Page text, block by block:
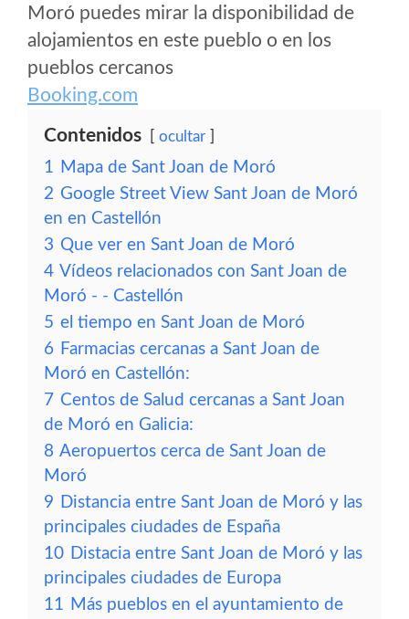
Moró puedes mirar la disponibilidad de
alojamientos en este pueblo o en los
pueblos cercanos
Booking.com
Contenidos ocultar
1 Mapa de Sant Joan de Moró
2 Google Street View Sant Joan de Moró
en en Castellón
3 Que ver en Sant Joan de Moró
4 Vídeos relacionados con Sant Joan de
Moró - - Castellón
5 el tiempo en Sant Joan de Moró
6 Farmacias cercanas a Sant Joan de
Moró en Castellón:
7 Centos de Salud cercanas a Sant Joan
de Moró en Galicia:
8 Aeropuertos cerca de Sant Joan de
Moró
9 Distancia entre Sant Joan de Moró y las
principales ciudades de España
10 Distacia entre Sant Joan de Moró y las
principales ciudades de Europa
11 Más pueblos en el ayuntamiento de